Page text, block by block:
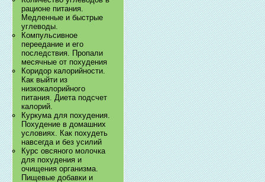
рационе питания.
Медленные и быстрые
углеводы.
Компульсивное
переедание и его
последствия. Пропали
месячные от похудения
Коридор калорийности.
Как выйти из
низкокалорийного
питания. Диета подсчет
калорий.
Куркума для похудения.
Похудение в домашних
условиях. Как похудеть
навсегда и без усилий
Курс овсяного молочка
для похудения и
очищения организма.
Пищевые добавки и